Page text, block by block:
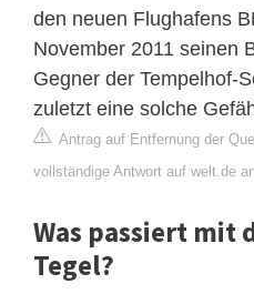
den neuen Flughafens
November 2011 seinen
Gegner der Tempelhof-
zuletzt eine solche
Antrag auf Entfernung der
vollständige Antwort auf welt.de
Was passiert mit
Tegel?